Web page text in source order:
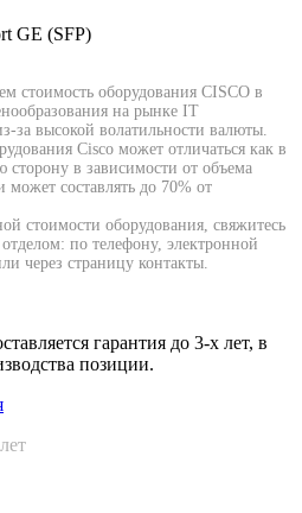
GE (SFP)
стоимость оборудования CISCO в
на рынке IT
за высокой волатильности валюты.
Cisco может отличаться как в
в зависимости от объема
может составлять до 70% от
стоимости оборудования, свяжитесь
по телефону, электронной
через страницу контакты.
гарантия до 3-х лет, в
позиции.